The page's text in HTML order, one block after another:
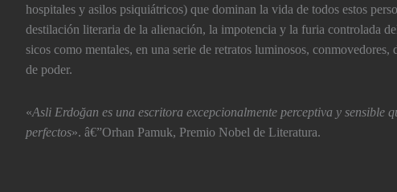
hospitales y asilos psiquiátricos) que dominan la vida de todos estos
destilación literaria de la alienación, la impotencia y la furia controlada
sicos como mentales, en una serie de retratos luminosos, conmovedores,
de poder.
«Asli Erdoğan es una escritora excepcionalmente perceptiva y sensible
perfectos». â€”Orhan Pamuk, Premio Nobel de Literatura.